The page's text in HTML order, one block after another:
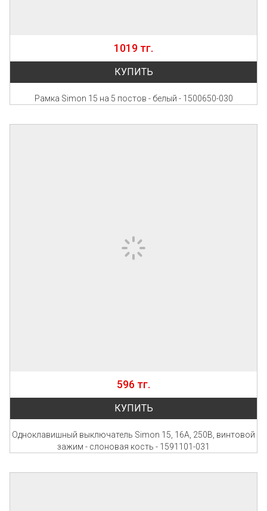
1019 тг.
КУПИТЬ
Рамка Simon 15 на 5 постов - белый - 1500650-030
596 тг.
КУПИТЬ
Одноклавишный выключатель Simon 15, 16А, 250В, винтовой
зажим - слоновая кость - 1591101-031